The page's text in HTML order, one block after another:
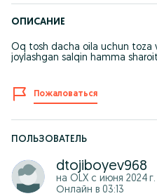
ОПИСАНИЕ
Oq tosh dacha oila uchun toza
joylashgan salqin hamma
Пожаловаться
ПОЛЬЗОВАТЕЛЬ
dtojiboyev968
на OLX с июня 2024 г.
Онлайн в 03:13